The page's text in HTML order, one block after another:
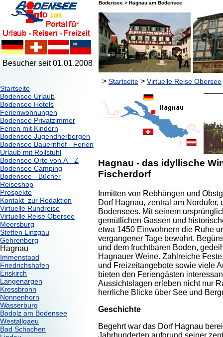
Besucher seit 01.01.2008
Startseite
Bodensee Urlaub
Bodensee Hotels
Ferienwohnungen
Bodensee Privatzimmer
Ferien mit Kindern
Bodensee Jugendherbergen
Bodensee Bauernhof - Ferien
Urlaub mit Rollstuhl
Bodensee Orte von A - Z
Bodensee Camping
Bodensee - Bücher
Reiseshop
Prospekte
Kontakt zur Redaktion
Virtuelle Rundreise
Virtuelle Reise Obersee
Meersburg
Stetten Linzgau
Gehrenberg
Hagnau
Immenstaad
Friedrichshafen
Eriskirch
Langenargen
Kressbronn
Nonnenhorn
Wasserburg
Bodolz am Bodensee
Westallgaeu
Bad Schachen
Bodensee > Hagnau am Bodensee
> Startseite > Virtuelle Reise Obersee
Hagnau - das idyllische
Fischerdorf
Inmitten von Rebhängen und
Dorf Hagnau, zentral am Nordufer,
Bodensees. Mit seinem
gemütlichen Gassen und
etwa 1450 Einwohnern die Ruhe
vergangener Tage bewahrt.
und dem fruchtbaren Boden,
Hagnauer Weine. Zahlreiche
und Freizeitangebote sowie viele
bieten den Feriengästen
Aussichtslagen erleben nicht nur
herrliche Blicke über See und
Geschichte
Begehrt war das Dorf Hagnau
Jahrhunderten aufgrund seiner